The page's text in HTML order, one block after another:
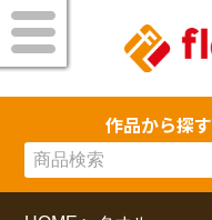
作品から探す